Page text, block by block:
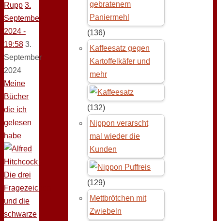
Rupp 3.
September
2024 -
19:58 3.
September
2024
Meine
Bücher
die ich
gelesen
habe
(136)
Kaffeesatz gegen
Kartoffelkäfer und
mehr
(132)
Nippon verarscht
mal wieder die
Kunden
(129)
Mettbrötchen mit
Zwiebeln